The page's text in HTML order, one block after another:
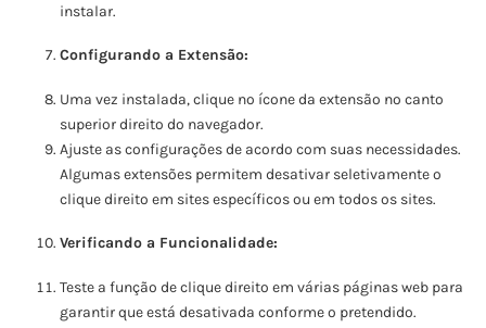
instalar.
Configurando a Extensão:
Uma vez instalada, clique no ícone da extensão no canto
superior direito do navegador.
Ajuste as configurações de acordo com suas necessidades.
Algumas extensões permitem desativar seletivamente o
clique direito em sites específicos ou em todos os sites.
Verificando a Funcionalidade:
Teste a função de clique direito em várias páginas web para
garantir que está desativada conforme o pretendido.